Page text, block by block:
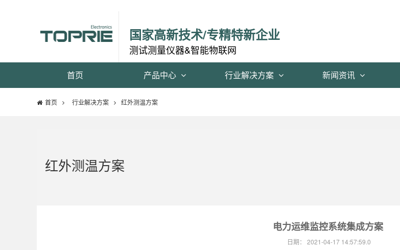
国家高新技术/专精特新企业
测试测量仪器&智能物联网
首页 产品中心 行业解决方案 新闻资讯
首页 行业解决方案 红外测温方案
红外测温方案
电力运维监控系统集成方案
日期： 2021-04-17 14:57:59.0